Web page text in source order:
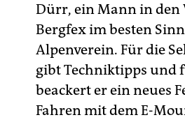
Dürr, ein Mann in den
Bergfex im besten
Alpenverein. Für die
gibt Techniktipps und
beackert er ein neues
Fahren mit dem E-